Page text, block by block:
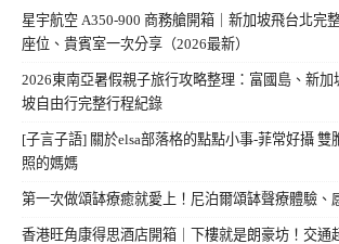
星宇航空 A350-900 商務艙開箱｜新加坡飛台北完
座位、貴賓室一次分享（2026最新）
2026東南亞暑假親子旅行攻略整理：富國島、新加
坡自由行完整行程紀錄
[子言子語] 關於elsa部落格的點點小事-菲常好攝 雙
照的媽媽
第一次做頌缽療癒就愛上！尼泊爾頌缽聲療體驗、
香港旺角康得思酒店開箱｜下樓就是朗豪坊！交通